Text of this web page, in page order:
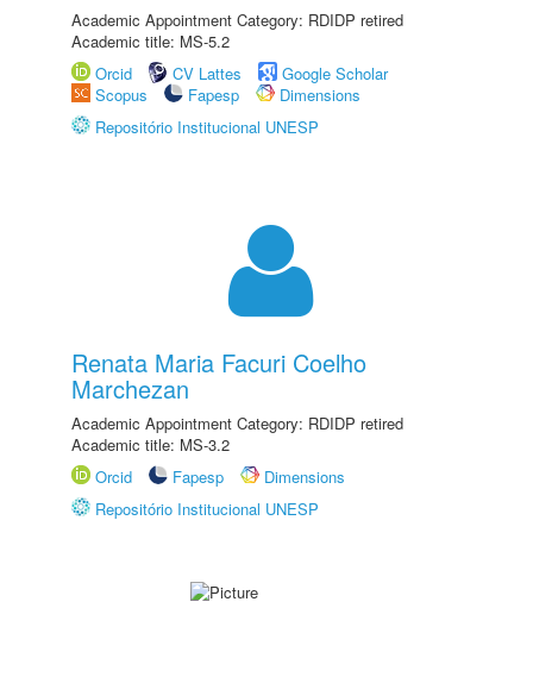
Academic Appointment Category: RDIDP retired
Academic title: MS-5.2
Orcid
CV Lattes
Google Scholar
Scopus
Fapesp
Dimensions
Repositório Institucional UNESP
Renata Maria Facuri Coelho
Marchezan
Academic Appointment Category: RDIDP retired
Academic title: MS-3.2
Orcid
Fapesp
Dimensions
Repositório Institucional UNESP